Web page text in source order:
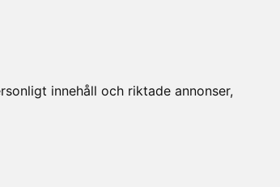
innehåll och riktade annonser,